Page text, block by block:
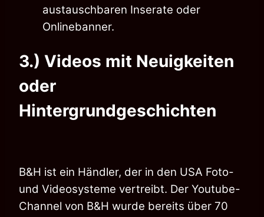
austauschbaren Inserate oder
Onlinebanner.
3.) Videos mit Neuigkeiten
oder
Hintergrundgeschichten
B&H ist ein Händler, der in den USA Foto-
und Videosysteme vertreibt. Der Youtube-
Channel von B&H wurde bereits über 70